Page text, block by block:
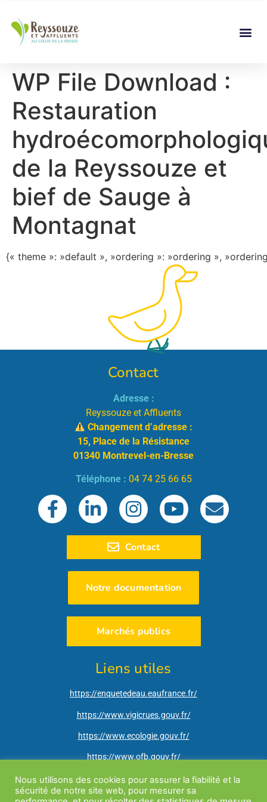
WP File Download :
Restauration
de la Reyssouze et
bief de Sauge à
Montagnat
{« theme »: »default », »ordering »: »ordering »,
Contact
Adresse :
Reyssouze et Affluents
Changement d’adresse :
15, Place de la Résistance
01340 Montrevel-en-Bresse
Téléphone : 04 74 25 66 65
Contact
Notre documentation
Marchés publics
Liens utiles
https://enquetedeau.eaufrance.fr/
https://www.vigicrues.gouv.fr/
https://www.ecologie.gouv.fr/
https://www.ofb.gouv.fr/
http://www.ain.gouv.fr/
https://vigieau.gouv.fr/
Nous utilisons des cookies pour assurer la fiabilité et la
sécurité de notre site web, pour mesurer sa